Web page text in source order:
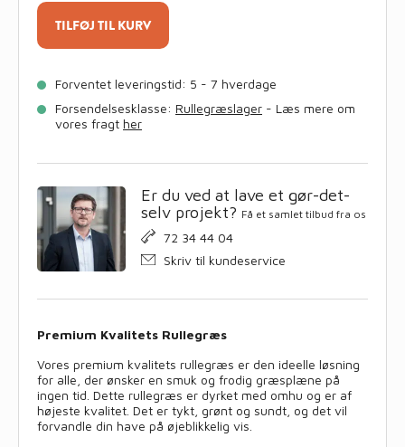
antal
TILFØJ TIL KURV
Forventet leveringstid: 5 - 7 hverdage
Forsendelsesklasse: Rullegræslager - Læs mere om
vores fragt her
Er du ved at lave et gør-det-
selv projekt? Få et samlet tilbud fra os
72 34 44 04
Skriv til kundeservice
Premium Kvalitets Rullegræs
Vores premium kvalitets rullegræs er den ideelle løsning
for alle, der ønsker en smuk og frodig græsplæne på
ingen tid. Dette rullegræs er dyrket med omhu og er af
højeste kvalitet. Det er tykt, grønt og sundt, og det vil
forvandle din have på øjeblikkelig vis.